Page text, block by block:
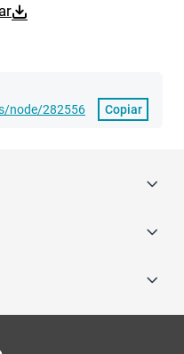
node/282556
Copiar